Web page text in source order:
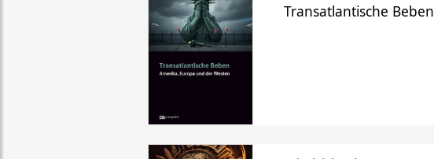
Transatlantische Beben